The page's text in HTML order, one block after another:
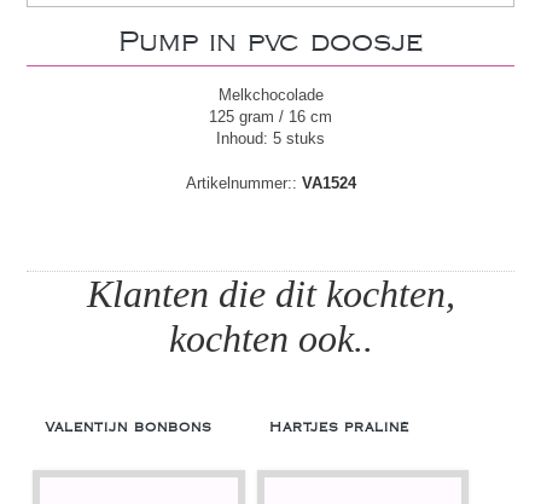
Pump in pvc doosje
Melkchocolade
125 gram / 16 cm
Inhoud: 5 stuks
Artikelnummer:: VA1524
Klanten die dit kochten,
kochten ook..
Valentijn bonbons Hartjes praliné